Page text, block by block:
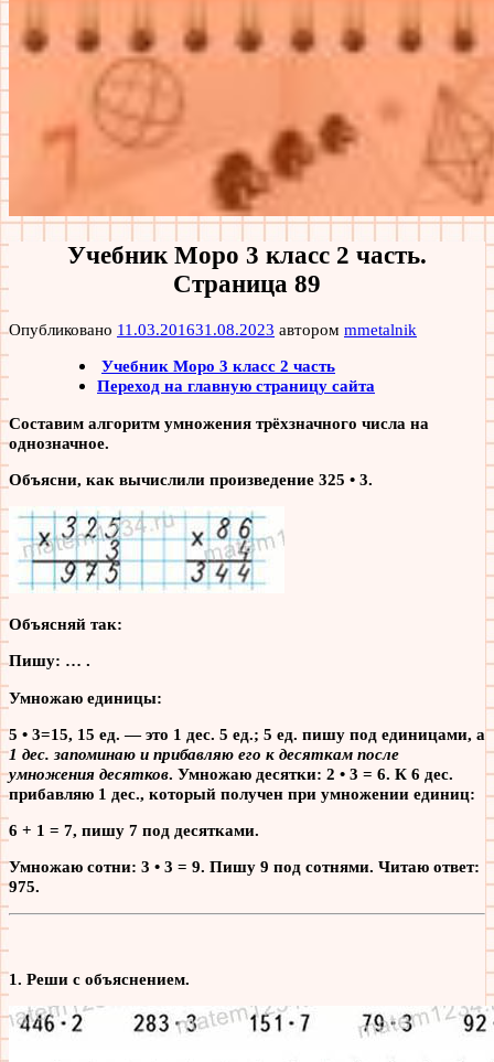
Учебник Моро 3 класс 2 часть.
Страница 89
Опубликовано 11.03.201631.08.2023 автором mmetalnik
Учебник Моро 3 класс 2 часть
Переход на главную страницу сайта
Составим алгоритм умножения трёхзначного числа на
однозначное.
Объясни, как вычислили произведение 325 • 3.
Объясняй так:
Пишу: … .
Умножаю единицы:
5 • 3=15, 15 ед. — это 1 дес. 5 ед.; 5 ед. пишу под единицами, а
1 дес. запоминаю и прибавляю его к десяткам после
умножения десятков. Умножаю десятки: 2 • 3 = 6. К 6 дес.
прибавляю 1 дес., который получен при умножении единиц:
6 + 1 = 7, пишу 7 под десятками.
Умножаю сотни: 3 • 3 = 9. Пишу 9 под сотнями. Читаю ответ:
975.
1. Реши с объяснением.